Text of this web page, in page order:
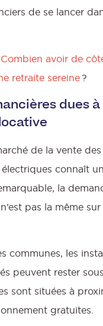
de se lancer
Combien avoir de
retraite sereine?
dues à
de la vente des
connaît
la
pas la même
communes, les
peuvent rester
sont situées à
gratuites.